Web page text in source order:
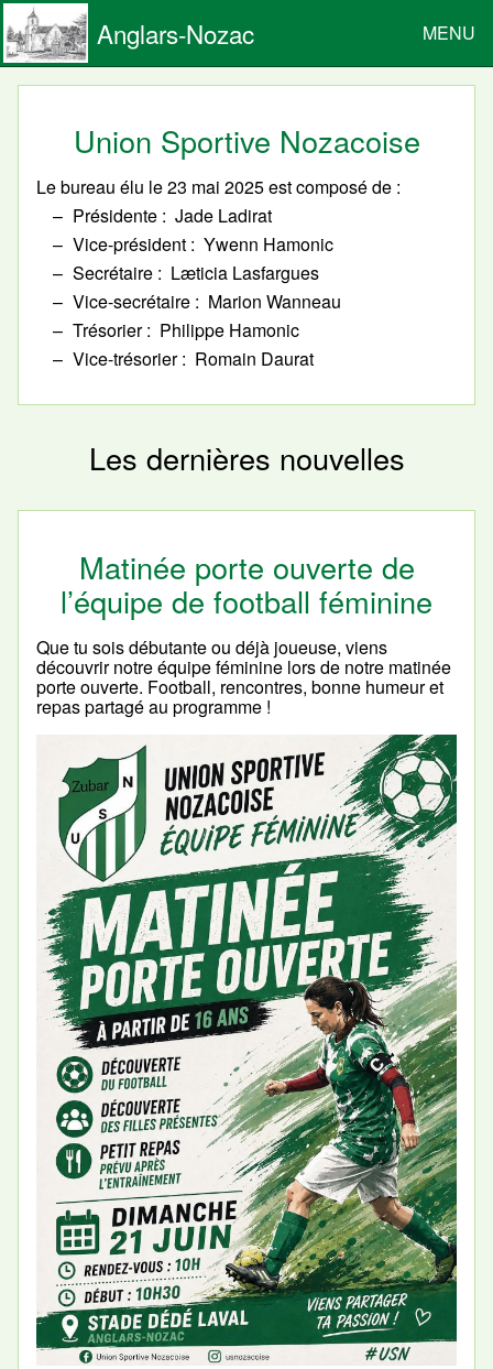
Anglars-Nozac MENU
Union Sportive Nozacoise
Le bureau élu le 23 mai 2025 est composé de :
Présidente
Jade Ladirat
Vice-président
Ywenn Hamonic
Secrétaire
Læticia Lasfargues
Vice-secrétaire
Marion Wanneau
Trésorier
Philippe Hamonic
Vice-trésorier
Romain Daurat
Les dernières nouvelles
Matinée porte ouverte de
l’équipe de football féminine
Que tu sois débutante ou déjà joueuse, viens
découvrir notre équipe féminine lors de notre matinée
porte ouverte. Football, rencontres, bonne humeur et
repas partagé au programme !